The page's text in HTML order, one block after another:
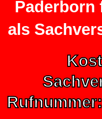
Paderborn
als